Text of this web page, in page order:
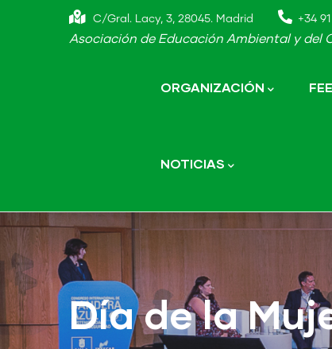
C/Gral. Lacy, 3, 28045. Madrid +34
Asociación de Educación Ambiental y del
navigation
ORGANIZACIÓN
NOTICIAS
Día de la